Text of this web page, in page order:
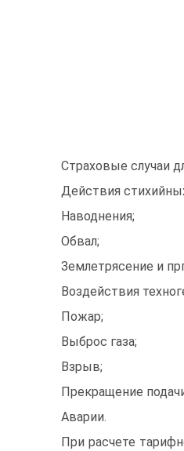
Страховые случаи
Действия
Наводнения;
Обвал;
Землетрясение и
Воздействия
Пожар;
Выброс газа;
Взрыв;
Прекращение
Аварии.
При расчете